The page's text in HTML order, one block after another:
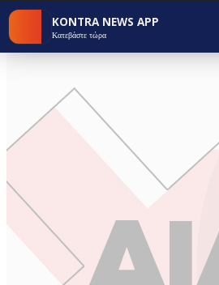
KONTRA NEWS APP
Κατεβάστε τώρα